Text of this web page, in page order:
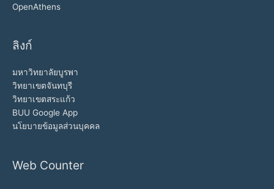
OpenAthens
ลิงก์
มหาวิทยาลัยบูรพา
วิทยาเขตจันทบุรี
วิทยาเขตสระแก้ว
BUU Google App
นโยบายข้อมูลส่วนบุคคล
Web Counter